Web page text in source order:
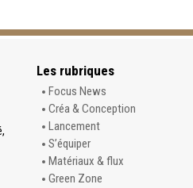
Les rubriques
Focus News
Créa & Conception
Lancement
S’équiper
Matériaux & flux
Green Zone